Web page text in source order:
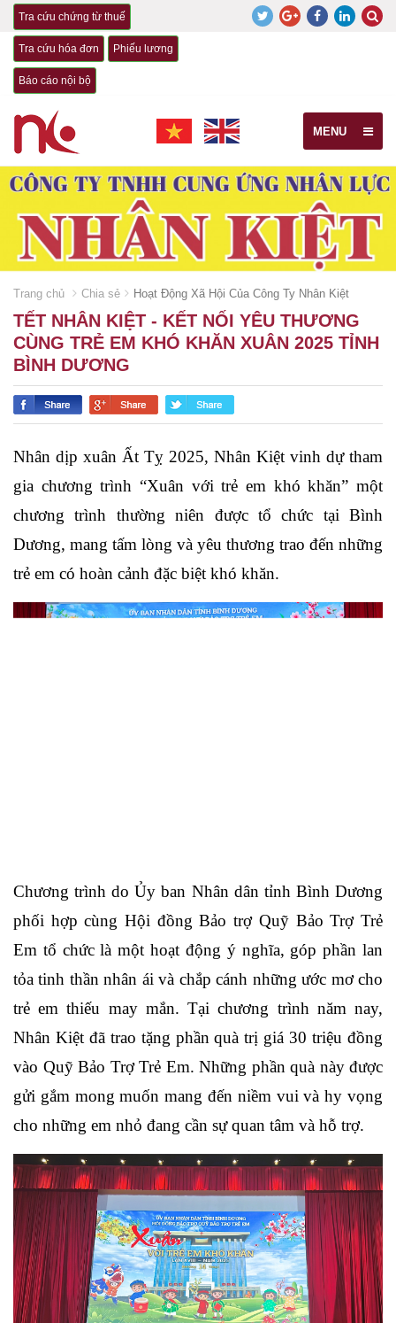
Tra cứu chứng từ thuế
Tra cứu hóa đơn Phiếu lương
Báo cáo nội bộ
MENU
Trang chủ Chia sẻ Hoạt Động Xã Hội Của Công Ty Nhân Kiệt
TẾT NHÂN KIỆT - KẾT NỐI YÊU THƯƠNG
CÙNG TRẺ EM KHÓ KHĂN XUÂN 2025 TỈNH
BÌNH DƯƠNG
Nhân dịp xuân Ất Tỵ 2025, Nhân Kiệt vinh dự tham
gia chương trình “Xuân với trẻ em khó khăn” một
chương trình thường niên được tổ chức tại Bình
Dương, mang tấm lòng và yêu thương trao đến những
trẻ em có hoàn cảnh đặc biệt khó khăn.
Chương trình do Ủy ban Nhân dân tỉnh Bình Dương
phối hợp cùng Hội đồng Bảo trợ Quỹ Bảo Trợ Trẻ
Em tổ chức là một hoạt động ý nghĩa, góp phần lan
tỏa tinh thần nhân ái và chắp cánh những ước mơ cho
trẻ em thiếu may mắn. Tại chương trình năm nay,
Nhân Kiệt đã trao tặng phần quà trị giá 30 triệu đồng
vào Quỹ Bảo Trợ Trẻ Em. Những phần quà này được
gửi gắm mong muốn mang đến niềm vui và hy vọng
cho những em nhỏ đang cần sự quan tâm và hỗ trợ.